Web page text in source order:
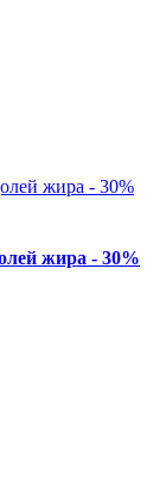
жира - 30%